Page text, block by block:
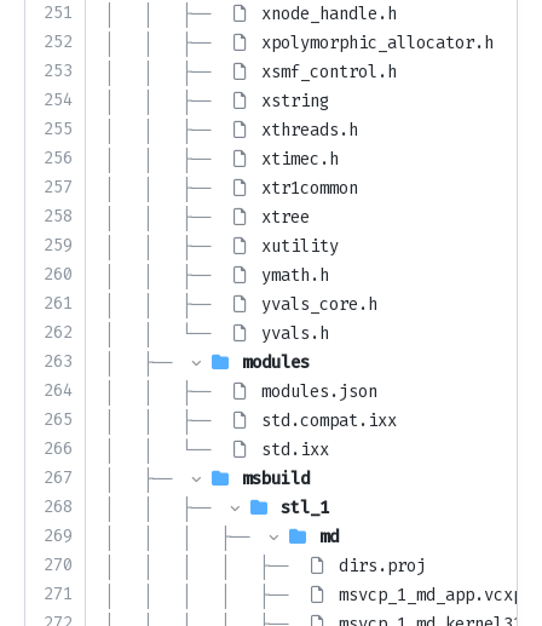
251
252
253
254
255
256
257
258
259
260
261
262
263
264
265
266
267
268
269
270
271
│   │   ├──
xnode_handle.h
│   │   ├──
xpolymorphic_allocator.h
│   │   ├──
xsmf_control.h
│   │   ├──
xstring
│   │   ├──
xthreads.h
│   │   ├──
xtimec.h
│   │   ├──
xtr1common
│   │   ├──
xtree
│   │   ├──
xutility
│   │   ├──
ymath.h
│   │   ├──
yvals_core.h
│   │   └──
yvals.h
│   ├──
modules
│   │   ├──
modules.json
│   │   ├──
std.compat.ixx
│   │   └──
std.ixx
│   ├──
msbuild
│   │   ├──
stl_1
│   │   │   ├──
md
│   │   │   │   ├──
dirs.proj
│   │   │   │   ├──